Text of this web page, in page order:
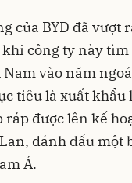
của BYD đã vượt
công ty này tìm
vào năm
tiêu là xuất
ráp được lên kế
đánh dấu một
Á.